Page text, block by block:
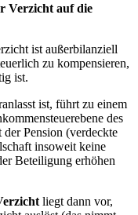
Verzicht auf die
ist außerbilanziell
zu kompensieren,
ist.
ist, führt zu einem
des
Pension (verdeckte
insoweit keine
Beteiligung erhöhen
liegt dann vor,